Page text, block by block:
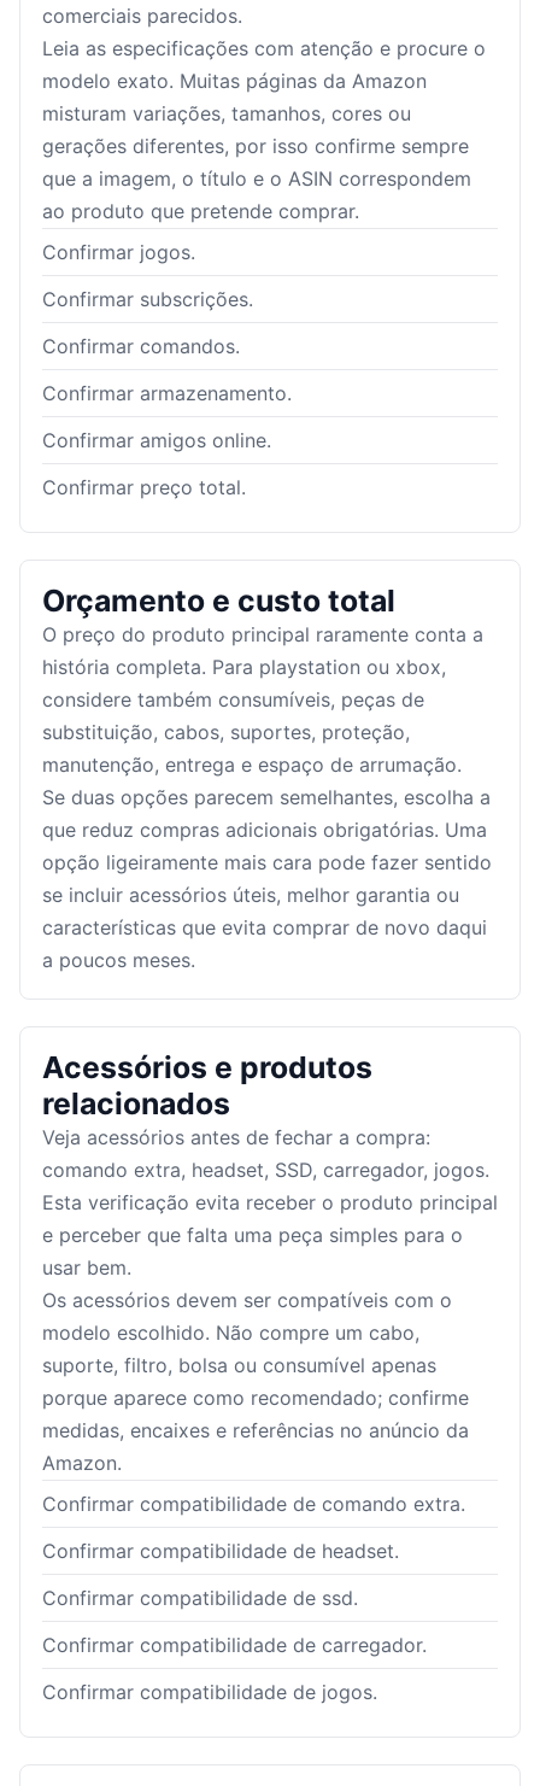
comerciais parecidos.
Leia as especificações com atenção e procure o
modelo exato. Muitas páginas da Amazon
misturam variações, tamanhos, cores ou
gerações diferentes, por isso confirme sempre
que a imagem, o título e o ASIN correspondem
ao produto que pretende comprar.
Confirmar jogos.
Confirmar subscrições.
Confirmar comandos.
Confirmar armazenamento.
Confirmar amigos online.
Confirmar preço total.
Orçamento e custo total
O preço do produto principal raramente conta a
história completa. Para playstation ou xbox,
considere também consumíveis, peças de
substituição, cabos, suportes, proteção,
manutenção, entrega e espaço de arrumação.
Se duas opções parecem semelhantes, escolha a
que reduz compras adicionais obrigatórias. Uma
opção ligeiramente mais cara pode fazer sentido
se incluir acessórios úteis, melhor garantia ou
características que evita comprar de novo daqui
a poucos meses.
Acessórios e produtos
relacionados
Veja acessórios antes de fechar a compra:
comando extra, headset, SSD, carregador, jogos.
Esta verificação evita receber o produto principal
e perceber que falta uma peça simples para o
usar bem.
Os acessórios devem ser compatíveis com o
modelo escolhido. Não compre um cabo,
suporte, filtro, bolsa ou consumível apenas
porque aparece como recomendado; confirme
medidas, encaixes e referências no anúncio da
Amazon.
Confirmar compatibilidade de comando extra.
Confirmar compatibilidade de headset.
Confirmar compatibilidade de ssd.
Confirmar compatibilidade de carregador.
Confirmar compatibilidade de jogos.